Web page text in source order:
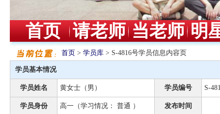
首页 请老师 当老师 明
首页 > 学员库 > S-4816号学员信息内容页
学员基本情况
学员姓名 黄女士（男） 学员编号 S-
学员身份 高一（学习情况： 普通 ） 发布时间